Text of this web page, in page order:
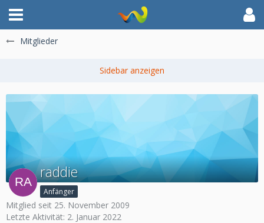
Mitglieder
raddie
Anfänger
Mitglied seit 25. November 2009
Letzte Aktivität: 2. Januar 2022